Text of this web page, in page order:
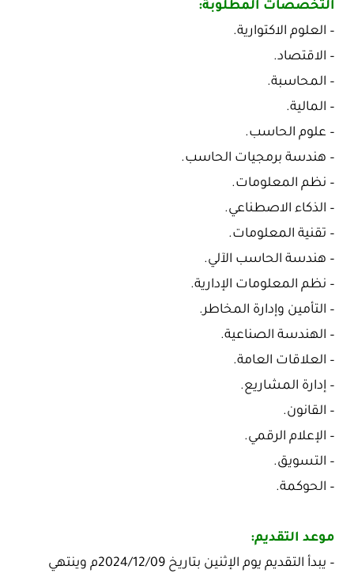
التخصصات المطلوبة:
– العلوم الاكتوارية.
– الاقتصاد.
– المحاسبة.
– المالية.
– علوم الحاسب.
– هندسة برمجيات الحاسب.
– نظم المعلومات.
– الذكاء الاصطناعي.
– تقنية المعلومات.
– هندسة الحاسب الآلي.
– نظم المعلومات الإدارية.
– التأمين وإدارة المخاطر.
– الهندسة الصناعية.
– العلاقات العامة.
– إدارة المشاريع.
– القانون.
– الإعلام الرقمي.
– التسويق.
– الحوكمة.
موعد التقديم:
– يبدأ التقديم يوم الإثنين بتاريخ 2024/12/09م وينتهي